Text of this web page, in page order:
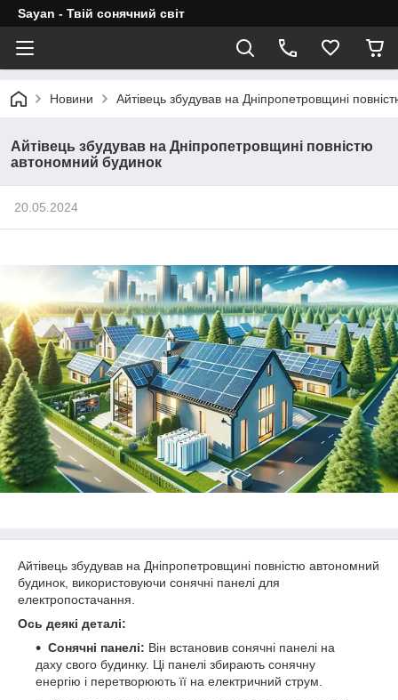
Sayan - Твій сонячний світ
Новини Айтівець збудував на Дніпропетровщині
Айтівець збудував на Дніпропетровщині повністю
автономний будинок
20.05.2024
Айтівець збудував на Дніпропетровщині повністю автономний
будинок, використовуючи сонячні панелі для
електропостачання.
Ось деякі деталі:
Сонячні панелі: Він встановив сонячні панелі на
даху свого будинку. Ці панелі збирають сонячну
енергію і перетворюють її на електричний струм.